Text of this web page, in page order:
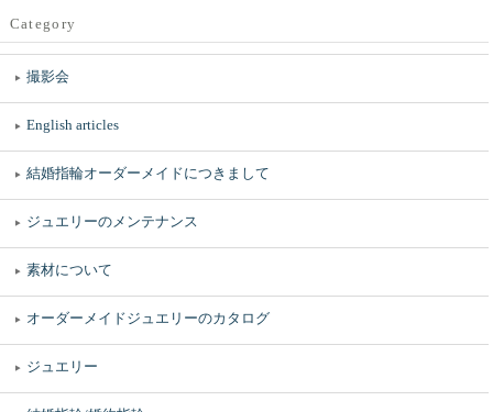
Category
撮影会
English articles
結婚指輪オーダーメイドにつきまして
ジュエリーのメンテナンス
素材について
オーダーメイドジュエリーのカタログ
ジュエリー